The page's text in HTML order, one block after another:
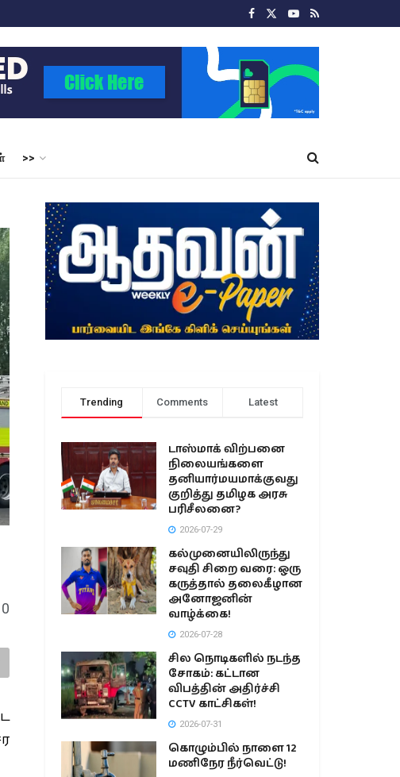
>>
0
Trending Comments Latest
டாஸ்மாக் விற்பனை
நிலையங்களை
தனியார்மயமாக்குவது
குறித்து தமிழக அரசு
பரிசீலனை?
2026-07-29
கல்முனையிலிருந்து
சவுதி சிறை வரை: ஒரு
கருத்தால் தலைகீழான
அனோஜனின்
வாழ்க்கை!
2026-07-28
சில நொடிகளில் நடந்த
சோகம்: கட்டான
விபத்தின் அதிர்ச்சி
CCTV காட்சிகள்!
2026-07-31
கொழும்பில் நாளை 12
மணிநேர நீர்வெட்டு!